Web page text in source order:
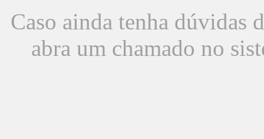
Caso ainda tenha dúvidas
abra um chamado no